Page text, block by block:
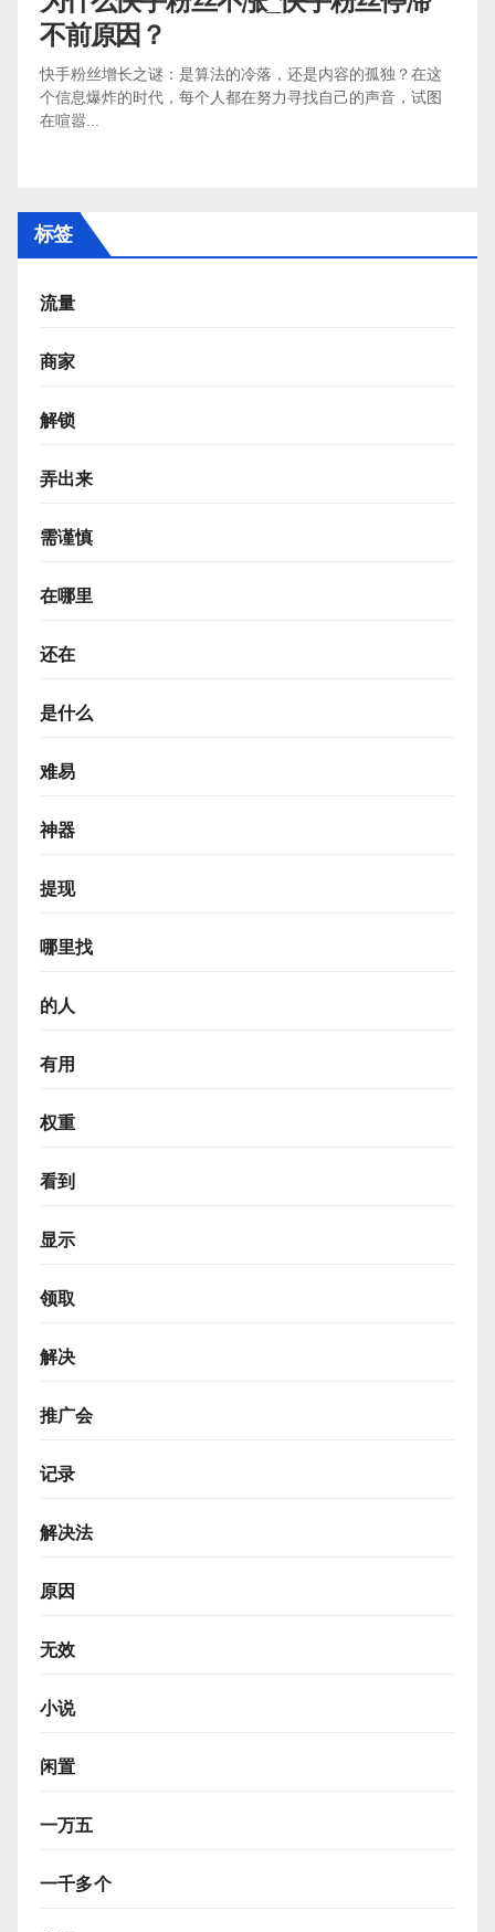
不前原因？
快手粉丝增长之谜：是算法的冷落，还是内容的孤独？在这
个信息爆炸的时代，每个人都在努力寻找自己的声音，试图
在喧嚣...
标签
流量
商家
解锁
弄出来
需谨慎
在哪里
还在
是什么
难易
神器
提现
哪里找
的人
有用
权重
看到
显示
领取
解决
推广会
记录
解决法
原因
无效
小说
闲置
一万五
一千多个